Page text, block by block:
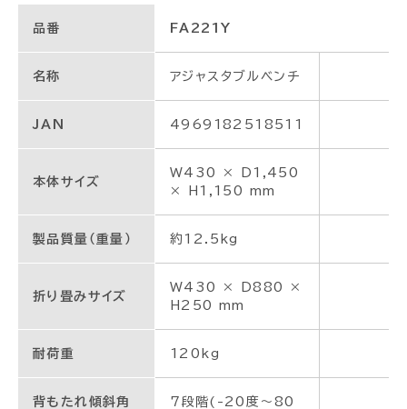
品番 FA221Y
名称 アジャスタブルベンチ
JAN 4969182518511
本体サイズ
W430 × D1,450
× H1,150 mm
製品質量（重量） 約12.5kg
折り畳みサイズ
W430 × D880 ×
H250 mm
耐荷重 120kg
背もたれ傾斜角
7段階(-20度～80